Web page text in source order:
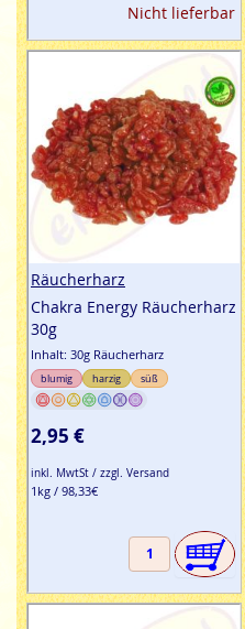
Nicht lieferbar
Räucherharz
Chakra Energy Räucherharz
30g
Inhalt: 30g Räucherharz
blumig harzig süß
2,95 €
inkl. MwtSt / zzgl. Versand
1kg / 98,33€